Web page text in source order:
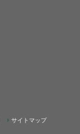
サイトマップ